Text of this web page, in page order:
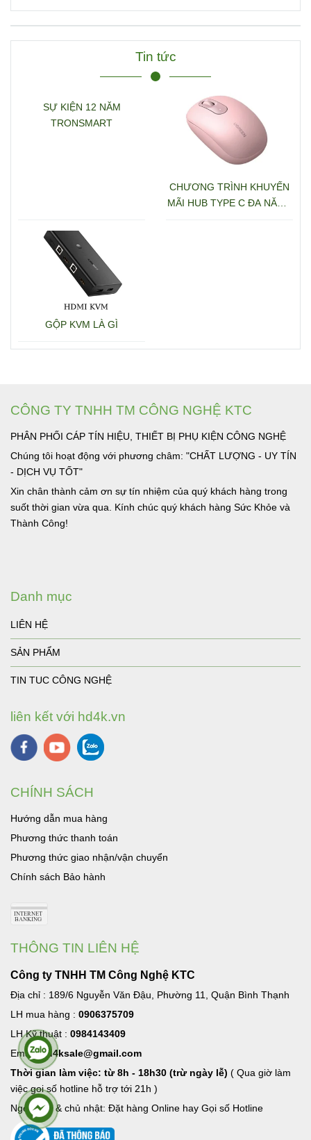
Tin tức
SỰ KIỆN 12 NĂM
TRONSMART
CHƯƠNG TRÌNH KHUYẾN
MÃI HUB TYPE C ĐA NĂNG
GỘP KVM LÀ GÌ
CÔNG TY TNHH TM CÔNG NGHỆ KTC
PHÂN PHỐI CÁP TÍN HIỆU, THIẾT BỊ PHỤ KIỆN CÔNG NGHỆ
Chúng tôi hoạt động với phương châm: "CHẤT LƯỢNG - UY TÍN
- DỊCH VỤ TỐT"
Xin chân thành cảm ơn sự tín nhiệm của quý khách hàng trong
suốt thời gian vừa qua. Kính chúc quý khách hàng Sức Khỏe và
Thành Công!
Danh mục
LIÊN HỆ
SẢN PHẨM
TIN TUC CÔNG NGHỆ
liên kết với hd4k.vn
CHÍNH SÁCH
Hướng dẫn mua hàng
Phương thức thanh toán
Phương thức giao nhận/vận chuyển
Chính sách Bảo hành
THÔNG TIN LIÊN HỆ
Công ty TNHH TM Công Nghệ KTC
Địa chỉ : 189/6 Nguyễn Văn Đậu, Phường 11, Quận Bình Thạnh
LH mua hàng : 0906375709
LH Kỹ thuật : 0984143409
Email:hd4ksale@gmail.com
Thời gian làm việc: từ 8h - 18h30 (trừ ngày lễ) ( Qua giờ làm
việc goi số hotline hỗ trợ tới 21h )
Ngoài giờ & chủ nhật: Đặt hàng Online hay Gọi số Hotline